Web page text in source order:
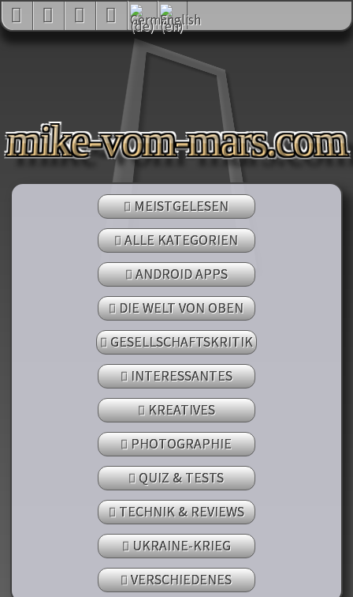
mike-vom-mars.com
MEISTGELESEN
ALLE KATEGORIEN
ANDROID APPS
DIE WELT VON OBEN
GESELLSCHAFTSKRITIK
INTERESSANTES
KREATIVES
PHOTOGRAPHIE
QUIZ & TESTS
TECHNIK & REVIEWS
UKRAINE-KRIEG
VERSCHIEDENES